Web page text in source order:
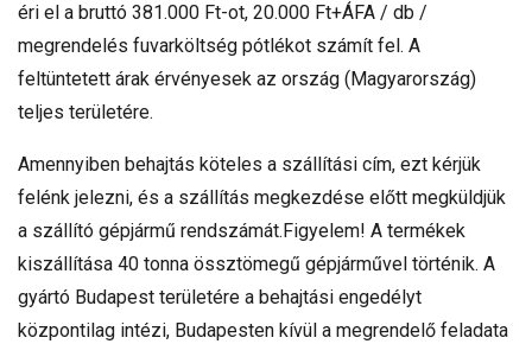
éri el a bruttó 381.000 Ft-ot, 20.000 Ft+ÁFA / db /
megrendelés fuvarköltség pótlékot számít fel. A
feltüntetett árak érvényesek az ország (Magyarország)
teljes területére.
Amennyiben behajtás köteles a szállítási cím, ezt kérjük
felénk jelezni, és a szállítás megkezdése előtt megküldjük
a szállító gépjármű rendszámát.Figyelem! A termékek
kiszállítása 40 tonna össztömegű gépjárművel történik. A
gyártó Budapest területére a behajtási engedélyt
központilag intézi, Budapesten kívül a megrendelő feladata